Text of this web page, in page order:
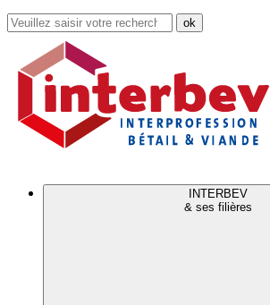
Rechercher
dans
site
INTERBEV
& ses filières